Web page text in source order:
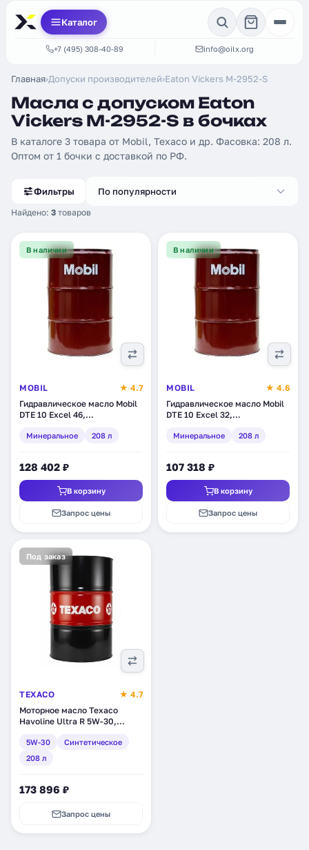
Каталог
+7 (495) 308-40-89 info@oilx.org
Главная›Допуски производителей›Eaton Vickers M-2952-S
Масла с допуском Eaton
Vickers M-2952-S в бочках
В каталоге 3 товара от Mobil, Texaco и др. Фасовка: 208 л.
Оптом от 1 бочки с доставкой по РФ.
Фильтры
Найдено: 3 товаров
По популярности
В наличии
MOBIL
★ 4.7
Гидравлическое масло Mobil
DTE 10 Excel 46,
Минеральное 208 л
128 402 ₽
В корзину
Запрос цены
В наличии
MOBIL
★ 4.6
Гидравлическое масло Mobil
DTE 10 Excel 32,
Минеральное 208 л
107 318 ₽
В корзину
Запрос цены
Под заказ
TEXACO
★ 4.7
Моторное масло Texaco
Havoline Ultra R 5W-30,
(802534DEE)
5W-30
Синтетическое
208 л
173 896 ₽
Запрос цены